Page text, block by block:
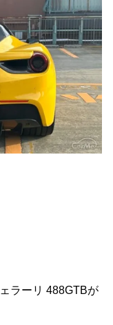
ラーリ 488GTBが